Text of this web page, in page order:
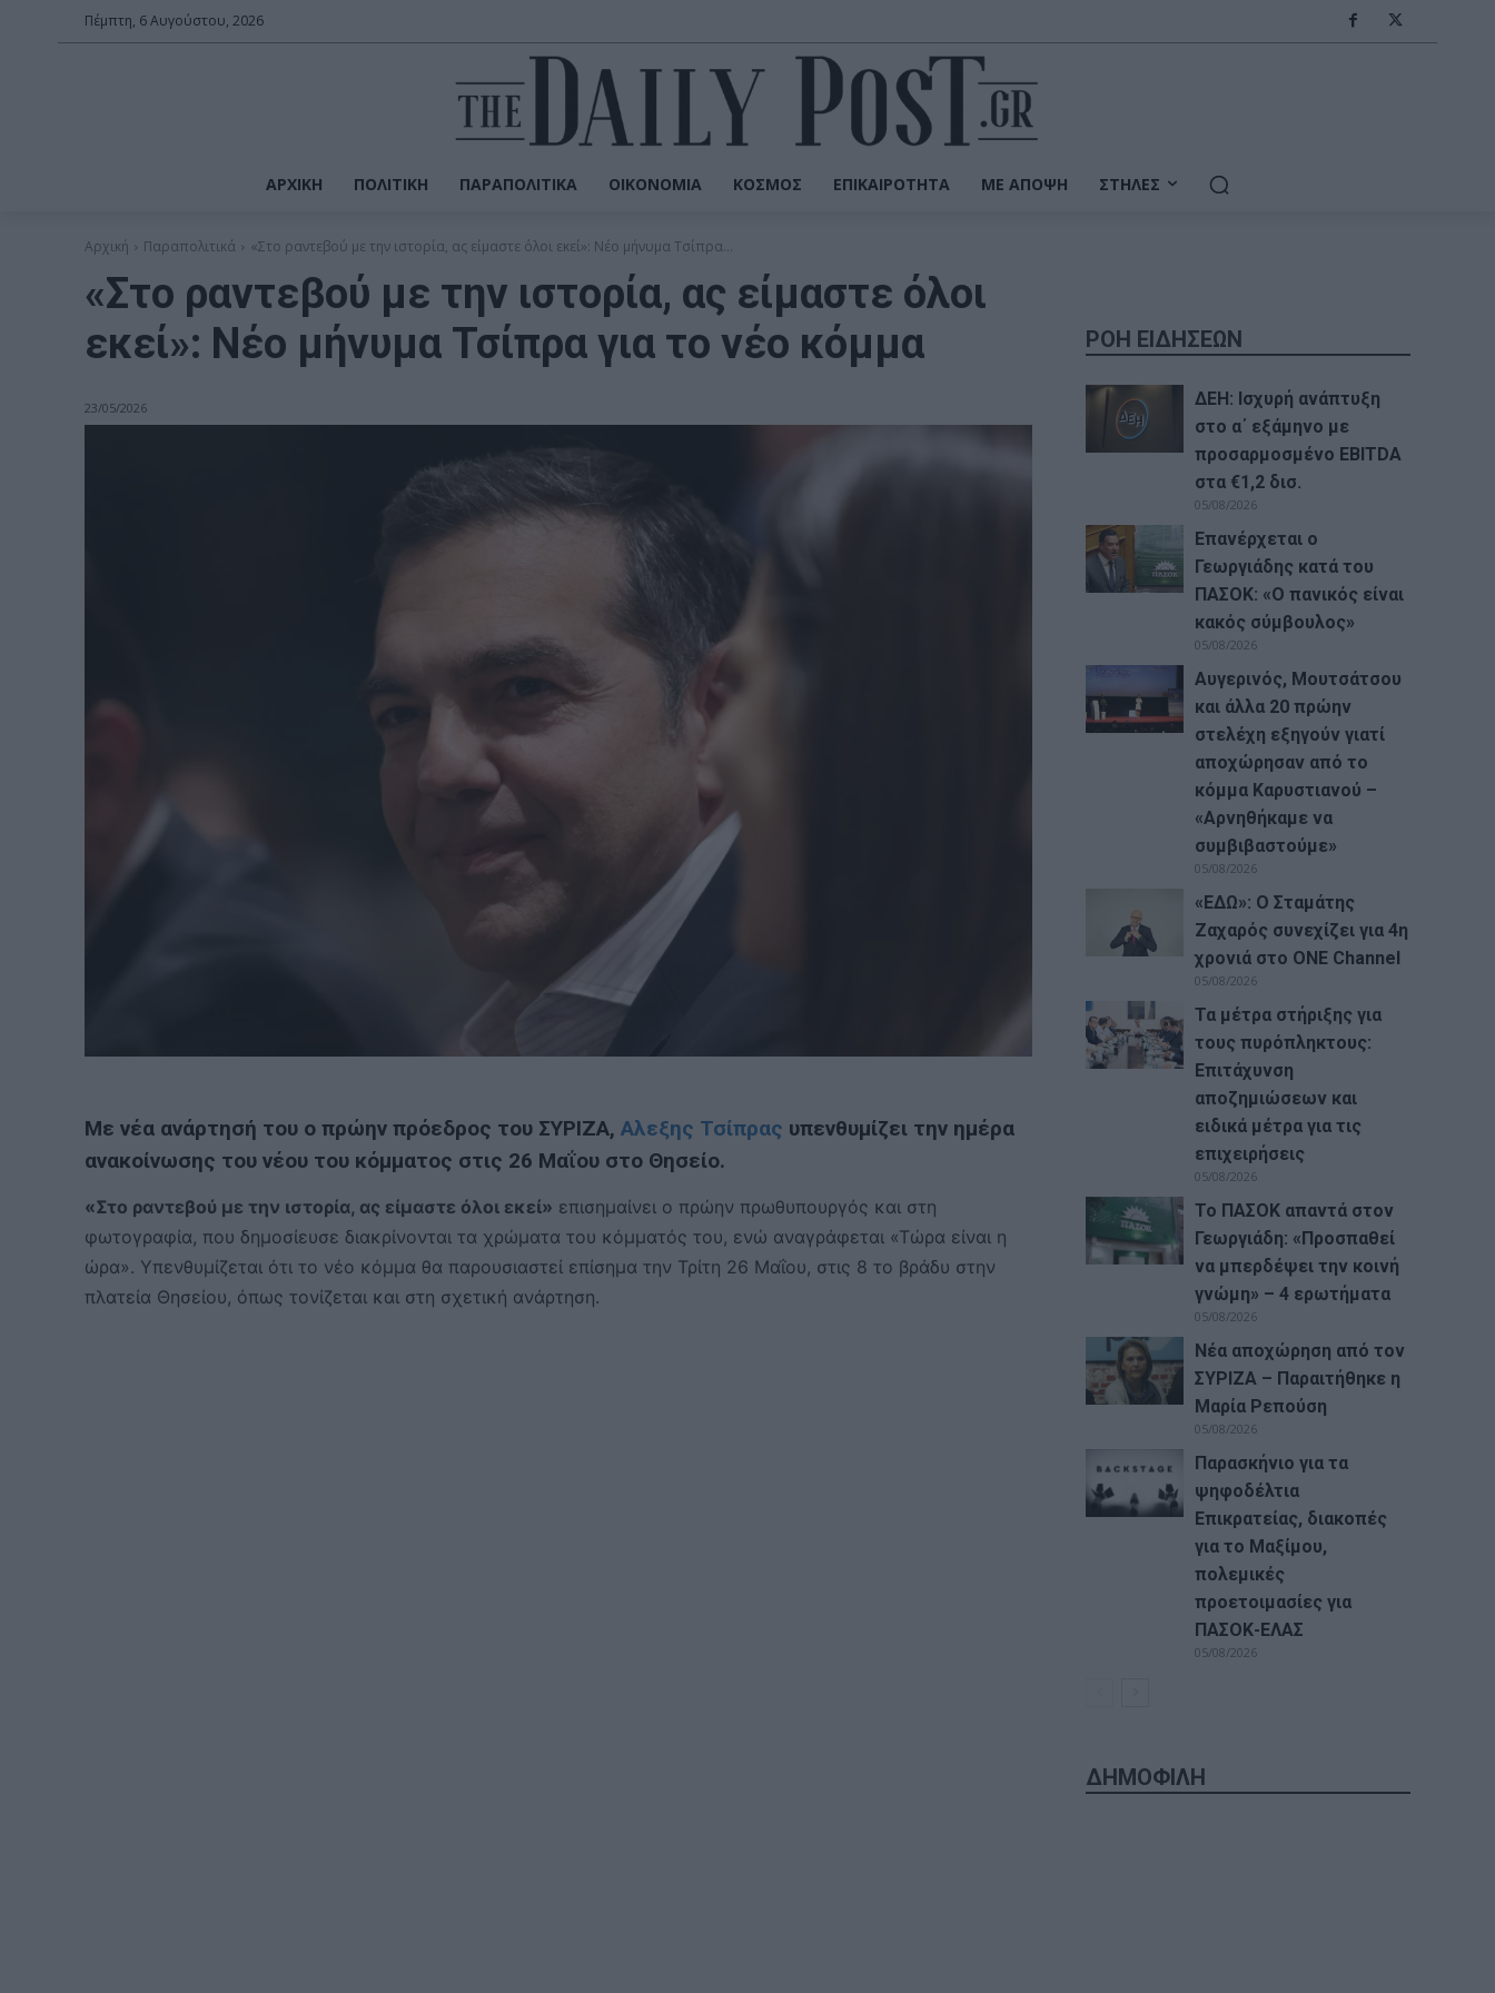
Πέμπτη, 6 Αυγούστου, 2026
ΑΡΧΙΚΉ ΠΟΛΙΤΙΚΉ ΠΑΡΑΠΟΛΙΤΙΚΆ ΟΙΚΟΝΟΜΊΑ ΚΌΣΜΟΣ ΕΠΙΚΑΙΡΌΤΗΤΑ ΜΕ ΆΠΟΨΗ ΣΤΉΛΕΣ
Αρχική Παραπολιτικά «Στο ραντεβού με την ιστορία, ας είμαστε όλοι εκεί»: Νέο μήνυμα Τσίπρα...
«Στο ραντεβού με την ιστορία, ας είμαστε όλοι
εκεί»: Νέο μήνυμα Τσίπρα για το νέο κόμμα
23/05/2026
Με νέα ανάρτησή του ο πρώην πρόεδρος του ΣΥΡΙΖΑ, Αλεξης Τσίπρας υπενθυμίζει την ημέρα
ανακοίνωσης του νέου του κόμματος στις 26 Μαΐου στο Θησείο.
«Στο ραντεβού με την ιστορία, ας είμαστε όλοι εκεί» επισημαίνει ο πρώην πρωθυπουργός και στη
φωτογραφία, που δημοσίευσε διακρίνονται τα χρώματα του κόμματός του, ενώ αναγράφεται «Τώρα είναι η
ώρα». Υπενθυμίζεται ότι το νέο κόμμα θα παρουσιαστεί επίσημα την Τρίτη 26 Μαΐου, στις 8 το βράδυ στην
πλατεία Θησείου, όπως τονίζεται και στη σχετική ανάρτηση.
ΡΟΗ ΕΙΔΗΣΕΩΝ
ΔΕΗ: Ισχυρή ανάπτυξη
στο α΄ εξάμηνο με
προσαρμοσμένο EBITDA
στα €1,2 δισ.
05/08/2026
Επανέρχεται ο
Γεωργιάδης κατά του
ΠΑΣΟΚ: «Ο πανικός είναι
κακός σύμβουλος»
05/08/2026
Αυγερινός, Μουτσάτσου
και άλλα 20 πρώην
στελέχη εξηγούν γιατί
αποχώρησαν από το
κόμμα Καρυστιανού –
«Αρνηθήκαμε να
συμβιβαστούμε»
05/08/2026
«ΕΔΩ»: Ο Σταμάτης
Ζαχαρός συνεχίζει για 4η
χρονιά στο ONE Channel
05/08/2026
Τα μέτρα στήριξης για
τους πυρόπληκτους:
Επιτάχυνση
αποζημιώσεων και
ειδικά μέτρα για τις
επιχειρήσεις
05/08/2026
Το ΠΑΣΟΚ απαντά στον
Γεωργιάδη: «Προσπαθεί
να μπερδέψει την κοινή
γνώμη» – 4 ερωτήματα
05/08/2026
Νέα αποχώρηση από τον
ΣΥΡΙΖΑ – Παραιτήθηκε η
Μαρία Ρεπούση
05/08/2026
Παρασκήνιο για τα
ψηφοδέλτια
Επικρατείας, διακοπές
για το Μαξίμου,
πολεμικές
προετοιμασίες για
ΠΑΣΟΚ-ΕΛΑΣ
05/08/2026
ΔΗΜΟΦΙΛΗ